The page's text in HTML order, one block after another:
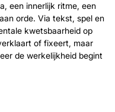
een innerlijk ritme, een
orde. Via tekst, spel en
kwetsbaarheid op
of fixeert, maar
de werkelijkheid begint